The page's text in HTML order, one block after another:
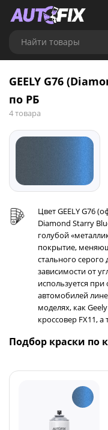
Найти товары
GEELY G76
по РБ
4 товара
Цвет GEELY G76
Diamond Starry
голубой
покрытие,
стального серого
зависимости от
используется
автомобилей
моделях, как
кроссовер FX11,
Подбор краски по